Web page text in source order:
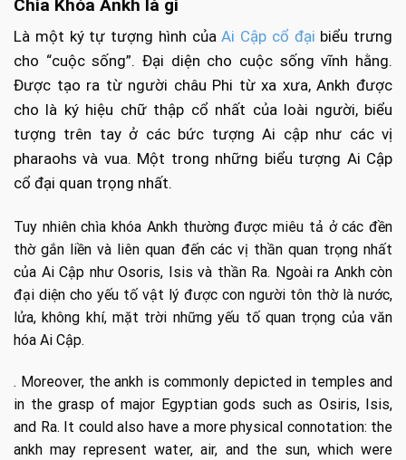
Chìa Khóa Ankh là gì
Là một ký tự tượng hình củaAi Cập cổ đại biểu trưng
cho “cuộc sống”. Đại diện cho cuộc sống vĩnh hằng.
Được tạo ra từ người châu Phi từ xa xưa, Ankh được
cho là ký hiệu chữ thập cổ nhất của loài người, biểu
tượng trên tay ở các bức tượng Ai cập như các vị
pharaohs và vua. Một trong những biểu tượng Ai Cập
cổ đại quan trọng nhất.
Tuy nhiên chìa khóa Ankh thường được miêu tả ở các đền
thờ gắn liền và liên quan đến các vị thần quan trọng nhất
của Ai Cập như Osoris, Isis và thần Ra. Ngoài ra Ankh còn
đại diện cho yếu tố vật lý được con người tôn thờ là nước,
lửa, không khí, mặt trời những yếu tố quan trọng của văn
hóa Ai Cập.
. Moreover, the ankh is commonly depicted in temples and
in the grasp of major Egyptian gods such as Osiris, Isis,
and Ra. It could also have a more physical connotation: the
ankh may represent water, air, and the sun, which were